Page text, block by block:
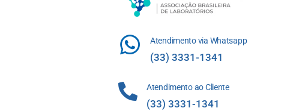
Atendimento via Whatsapp
(33) 3331-1341
Atendimento ao Cliente
(33) 3331-1341